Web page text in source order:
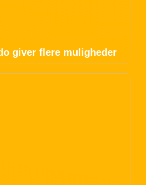
giver flere muligheder